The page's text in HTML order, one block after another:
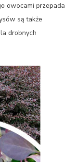
owocami przepada
są także
drobnych